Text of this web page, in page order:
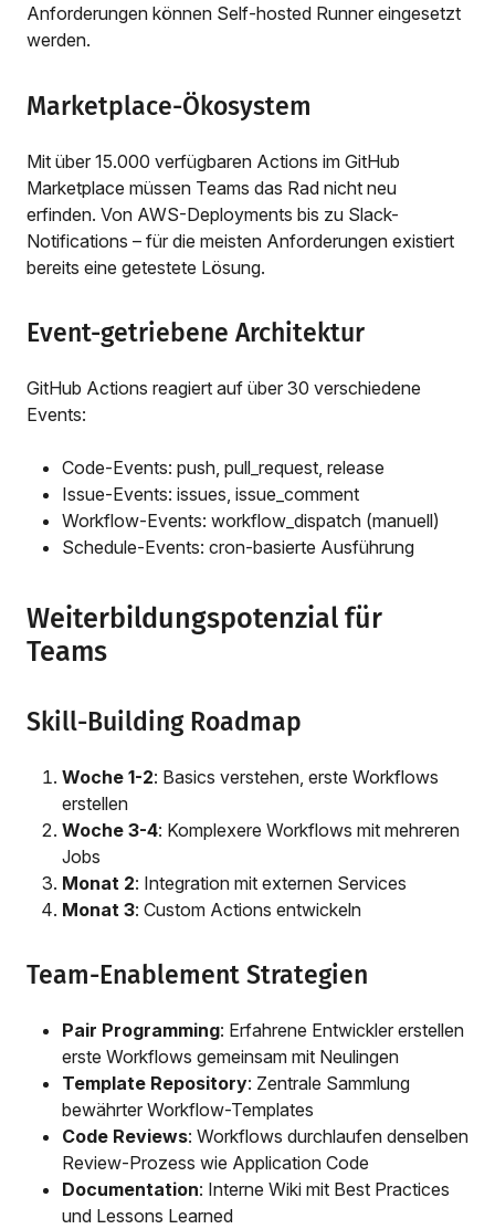
Anforderungen können Self-hosted Runner eingesetzt
werden.
Marketplace-Ökosystem
Mit über 15.000 verfügbaren Actions im GitHub
Marketplace müssen Teams das Rad nicht neu
erfinden. Von AWS-Deployments bis zu Slack-
Notifications – für die meisten Anforderungen existiert
bereits eine getestete Lösung.
Event-getriebene Architektur
GitHub Actions reagiert auf über 30 verschiedene
Events:
Code-Events: push, pull_request, release
Issue-Events: issues, issue_comment
Workflow-Events: workflow_dispatch (manuell)
Schedule-Events: cron-basierte Ausführung
Weiterbildungspotenzial für
Teams
Skill-Building Roadmap
Woche 1-2: Basics verstehen, erste Workflows
erstellen
Woche 3-4: Komplexere Workflows mit mehreren
Jobs
Monat 2: Integration mit externen Services
Monat 3: Custom Actions entwickeln
Team-Enablement Strategien
Pair Programming: Erfahrene Entwickler erstellen
erste Workflows gemeinsam mit Neulingen
Template Repository: Zentrale Sammlung
bewährter Workflow-Templates
Code Reviews: Workflows durchlaufen denselben
Review-Prozess wie Application Code
Documentation: Interne Wiki mit Best Practices
und Lessons Learned